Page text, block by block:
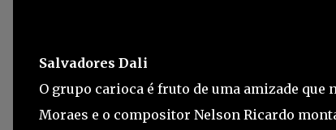
Salvadores Dali
O grupo carioca é fruto de uma amizade que
Moraes e o compositor Nelson Ricardo